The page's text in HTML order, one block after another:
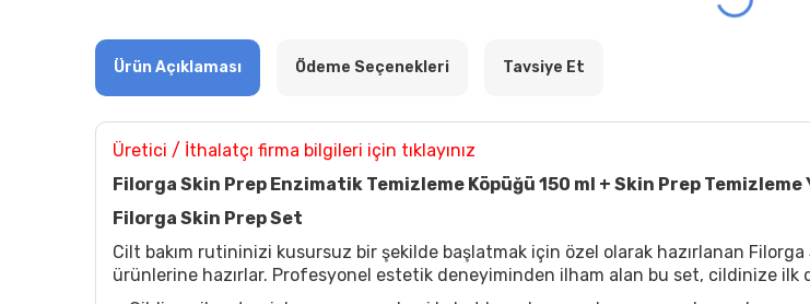
Ürün Açıklaması Ödeme Seçenekleri Tavsiye Et
Üretici / İthalatçı firma bilgileri için tıklayınız
Filorga Skin Prep Enzimatik Temizleme Köpüğü 150 ml + Skin Prep Temizleme
Filorga Skin Prep Set
Cilt bakım rutininizi kusursuz bir şekilde başlatmak için özel olarak hazırlanan
ürünlerine hazırlar. Profesyonel estetik deneyiminden ilham alan bu set, cildinize ilk